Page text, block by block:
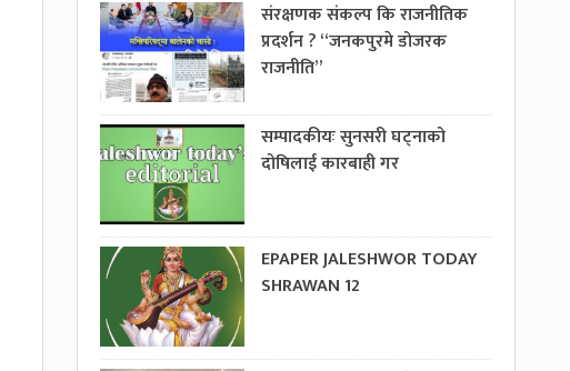
संरक्षणक संकल्प कि राजनीतिक
प्रदर्शन ? “जनकपुरमे डोजरक
राजनीति”
सम्पादकीयः सुनसरी घट्नाको
दोषिलाई कारबाही गर
EPAPER JALESHWOR TODAY
SHRAWAN 12